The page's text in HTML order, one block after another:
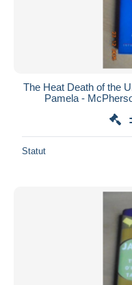
The Heat Death of the
Pamela -
Statut